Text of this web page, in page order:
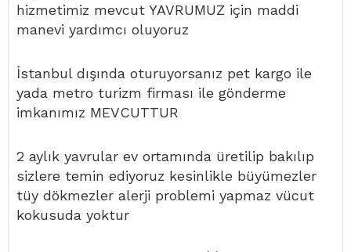
hizmetimiz mevcut YAVRUMUZ için maddi
manevi yardımcı oluyoruz
İstanbul dışında oturuyorsanız pet kargo ile
yada metro turizm firması ile gönderme
imkanımız MEVCUTTUR
2 aylık yavrular ev ortamında üretilip bakılıp
sizlere temin ediyoruz kesinlikle büyümezler
tüy dökmezler alerji problemi yapmaz vücut
kokusuda yoktur